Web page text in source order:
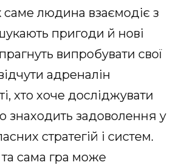
саме людина взаємодіє з
пригоди й нові
прагнуть випробувати свої
адреналін
хто хоче досліджувати
знаходить задоволення у
стратегій і систем.
сама гра може